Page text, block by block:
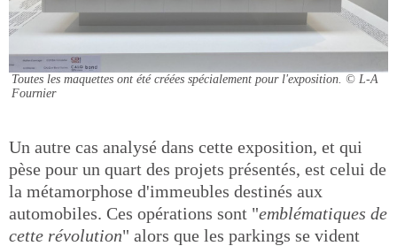
Toutes les maquettes ont été créées spécialement pour l'exposition. © L-A
Fournier
Un autre cas analysé dans cette exposition, et qui
pèse pour un quart des projets présentés, est celui de
la métamorphose d'immeubles destinés aux
automobiles. Ces opérations sont "emblématiques de
cette révolution" alors que les parkings se vident